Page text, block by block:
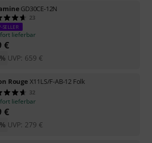
GD30CE-12N
23
SELLER
lieferbar
€
UVP: 659 €
Rouge X11LS/F-AB-12 Folk
32
lieferbar
€
UVP: 279 €